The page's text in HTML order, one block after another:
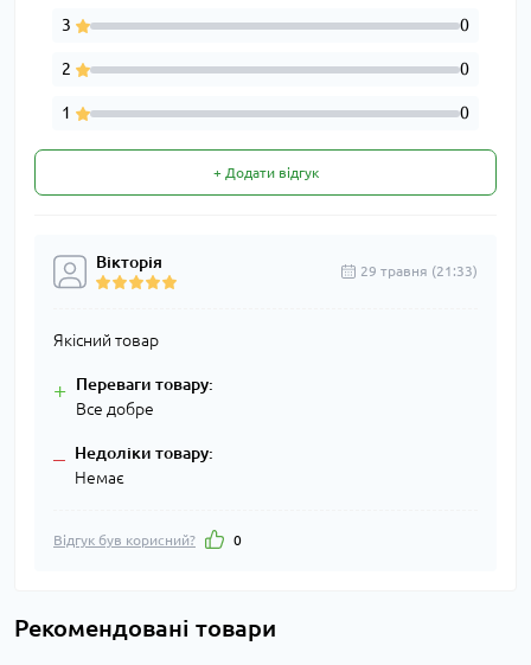
3 0
2 0
1 0
+ Додати відгук
Вікторія 29 травня (21:33)
Якісний товар
+ Переваги товару:
Все добре
– Недоліки товару:
Немає
Відгук був корисний? 0
Рекомендовані товари